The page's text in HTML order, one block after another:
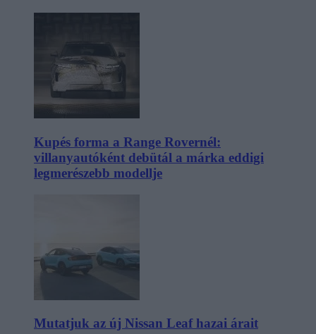
Kupés forma a Range Rovernél:
villanyautóként debütál a márka eddigi
legmerészebb modellje
Mutatjuk az új Nissan Leaf hazai árait